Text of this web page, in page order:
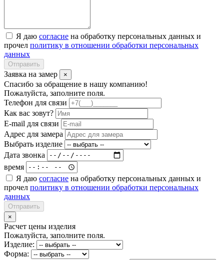
Я даю согласие на обработку персональных данных и
прочел политику в отношении обработки персональных
данных
Отправить
Заявка на замер ×
Спасибо за обращение в нашу компанию!
Пожалуйста, заполните поля.
Телефон для связи
Как вас зовут?
E-mail для связи
Адрес для замера
Выбрать изделие
Дата звонка
время
Я даю согласие на обработку персональных данных и
прочел политику в отношении обработки персональных
данных
Отправить
×
Расчет цены изделия
Пожалуйста, заполните поля.
Изделие:
Форма: